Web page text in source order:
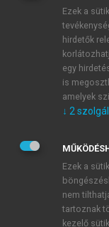
JELSZÓ ÚJRA
Kérek
Kérek
veszem és
Általános
mersz.hu
tudomásul
Ezek a
hirdetők
egy
is
amelyek
↓ 2
Ezek a
nem
tartoznak
kezelő